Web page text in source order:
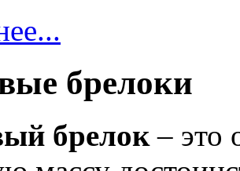
брелоки
брелок – это